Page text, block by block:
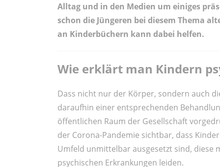
Alltag und in den Medien um einiges
schon die Jüngeren bei diesem Thema
an Kinderbüchern kann dabei helfen.
Wie erklärt man Kindern
Dass nicht nur der Körper, sondern auch
daraufhin einer entsprechenden
öffentlichen Raum der Gesellschaft
der Corona-Pandemie sichtbar, dass
Umfeld unmittelbar ausgesetzt sind, diese
psychischen Erkrankungen leiden.